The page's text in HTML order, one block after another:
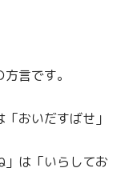
言です。
おいだすばせ」
」は「いらしてお